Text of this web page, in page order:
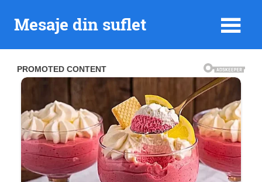
Mesaje din suflet